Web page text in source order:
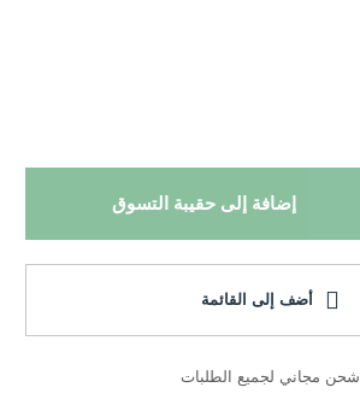
إضافة إلى حقيبة التسوق
أضف إلى القائمة
شحن مجاني لجميع الطلبات